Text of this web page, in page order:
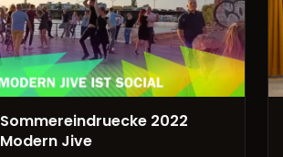
Sommereindruecke 2022
Modern Jive